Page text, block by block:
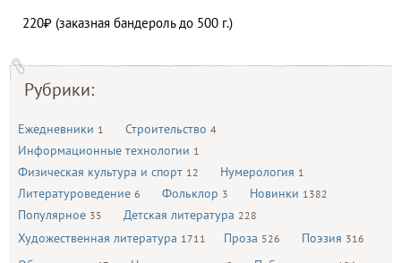
Рубрики:
Ежедневники 1 Строительство 4
Информационные технологии 1
Физическая культура и спорт 12 Нумерология 1
Литературоведение 6 Фольклор 3 Новинки 1382
Популярное 35 Детская литература 228
Художественная литература 1711 Проза 526 Поэзия 316
220₽ (заказная бандероль до 500 г.)